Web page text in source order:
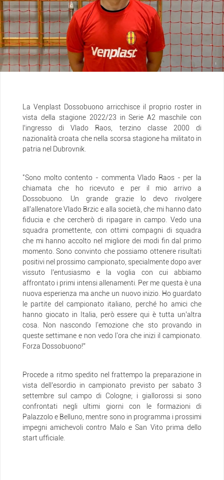
La Venplast Dossobuono arricchisce il proprio roster in
vista della stagione 2022/23 in Serie A2 maschile con
l’ingresso di Vlado Raos, terzino classe 2000 di
nazionalità croata che nella scorsa stagione ha militato in
patria nel Dubrovnik.
"Sono molto contento - commenta Vlado Raos - per la
chiamata che ho ricevuto e per il mio arrivo a
Dossobuono. Un grande grazie lo devo rivolgere
all’allenatore Vlado Brzic e alla società, che mi hanno dato
fiducia e che cercherò di ripagare in campo. Vedo una
squadra promettente, con ottimi compagni di squadra
che mi hanno accolto nel migliore dei modi fin dal primo
momento. Sono convinto che possiamo ottenere risultati
positivi nel prossimo campionato, specialmente dopo aver
vissuto l’entusiasmo e la voglia con cui abbiamo
affrontato i primi intensi allenamenti. Per me questa è una
nuova esperienza ma anche un nuovo inizio. Ho guardato
le partite del campionato italiano, perché ho amici che
hanno giocato in Italia, però essere qui è tutta un’altra
cosa. Non nascondo l'emozione che sto provando in
queste settimane e non vedo l'ora che inizi il campionato.
Forza Dossobuono!”
Procede a ritmo spedito nel frattempo la preparazione in
vista dell’esordio in campionato previsto per sabato 3
settembre sul campo di Cologne; i giallorossi si sono
confrontati negli ultimi giorni con le formazioni di
Palazzolo e Belluno, mentre sono in programma i prossimi
impegni amichevoli contro Malo e San Vito prima dello
start ufficiale.